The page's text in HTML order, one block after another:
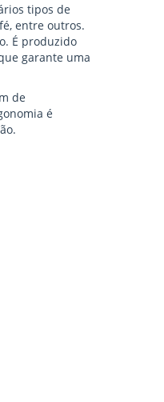
tipos de
entre outros.
É produzido
garante uma
de
é